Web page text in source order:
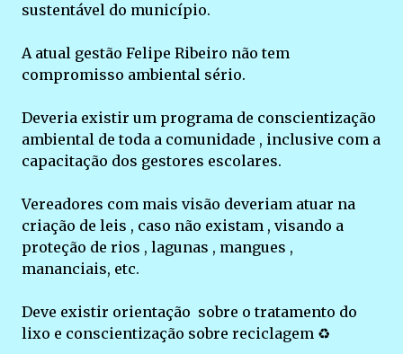
sustentável do município.
A atual gestão Felipe Ribeiro não tem
compromisso ambiental sério.
Deveria existir um programa de conscientização
ambiental de toda a comunidade , inclusive com a
capacitação dos gestores escolares.
Vereadores com mais visão deveriam atuar na
criação de leis , caso não existam , visando a
proteção de rios , lagunas , mangues ,
mananciais, etc.
Deve existir orientação sobre o tratamento do
lixo e conscientização sobre reciclagem ♻️